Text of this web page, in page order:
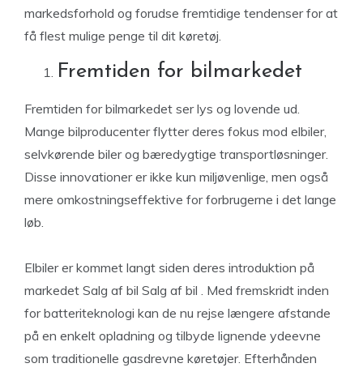
markedsforhold og forudse fremtidige tendenser for at
få flest mulige penge til dit køretøj.
Fremtiden for bilmarkedet
Fremtiden for bilmarkedet ser lys og lovende ud.
Mange bilproducenter flytter deres fokus mod elbiler,
selvkørende biler og bæredygtige transportløsninger.
Disse innovationer er ikke kun miljøvenlige, men også
mere omkostningseffektive for forbrugerne i det lange
løb.
Elbiler er kommet langt siden deres introduktion på
markedet Salg af bil Salg af bil . Med fremskridt inden
for batteriteknologi kan de nu rejse længere afstande
på en enkelt opladning og tilbyde lignende ydeevne
som traditionelle gasdrevne køretøjer. Efterhånden